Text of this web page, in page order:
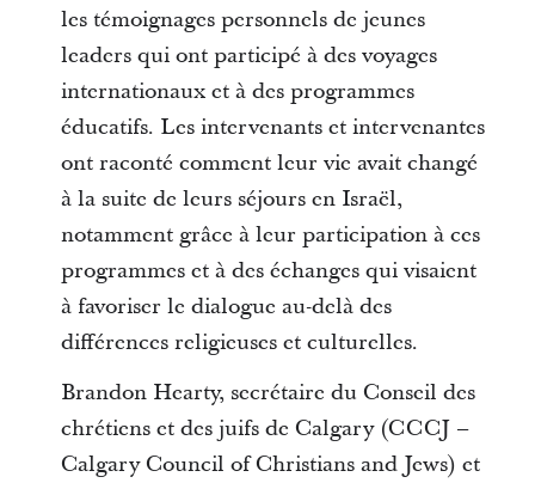
les témoignages personnels de jeunes
leaders qui ont participé à des voyages
internationaux et à des programmes
éducatifs. Les intervenants et intervenantes
ont raconté comment leur vie avait changé
à la suite de leurs séjours en Israël,
notamment grâce à leur participation à ces
programmes et à des échanges qui visaient
à favoriser le dialogue au-delà des
différences religieuses et culturelles.
Brandon Hearty, secrétaire du Conseil des
chrétiens et des juifs de Calgary (CCCJ –
Calgary Council of Christians and Jews) et